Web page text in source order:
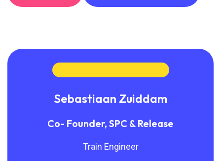
Sebastiaan Zuiddam
Co- Founder, SPC & Release
Train Engineer